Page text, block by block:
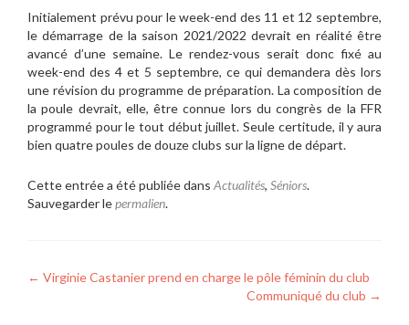
Initialement prévu pour le week-end des 11 et 12 septembre,
le démarrage de la saison 2021/2022 devrait en réalité être
avancé d’une semaine. Le rendez-vous serait donc fixé au
week-end des 4 et 5 septembre, ce qui demandera dès lors
une révision du programme de préparation. La composition de
la poule devrait, elle, être connue lors du congrès de la FFR
programmé pour le tout début juillet. Seule certitude, il y aura
bien quatre poules de douze clubs sur la ligne de départ.
Cette entrée a été publiée dans Actualités, Séniors.
Sauvegarder lepermalien.
Navigation
← Virginie Castanier prend en charge le pôle féminin du club
Communiqué du club →